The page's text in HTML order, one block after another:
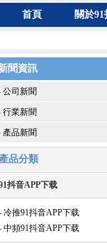
首頁 關於
聞資訊
公司新聞
行業新聞
產品新聞
產品分類
抖音APP下载
冷推91抖音APP下载
中頻91抖音APP下载